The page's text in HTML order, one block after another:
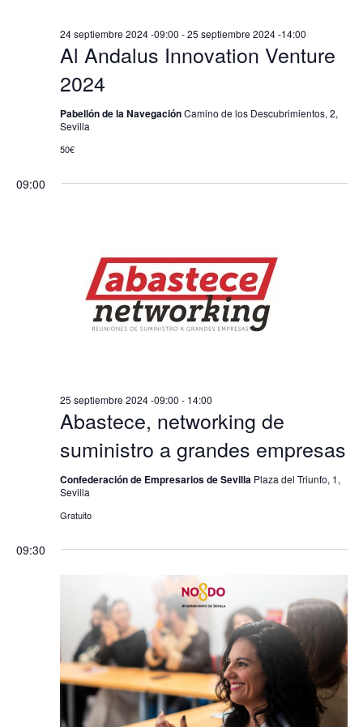
Al Andalus Innovation Venture
2024
24 septiembre 2024 -09:00 -25 septiembre 2024 -14:00
Pabellón de la NavegaciónCamino de los Descubrimientos, 2,
Sevilla
50€
09:00
Abastece, networking de
suministro a grandes empresas
25 septiembre 2024 -09:00 - 14:00
Confederación de Empresarios de Sevilla Plaza del Triunfo, 1,
Sevilla
Gratuito
09:30